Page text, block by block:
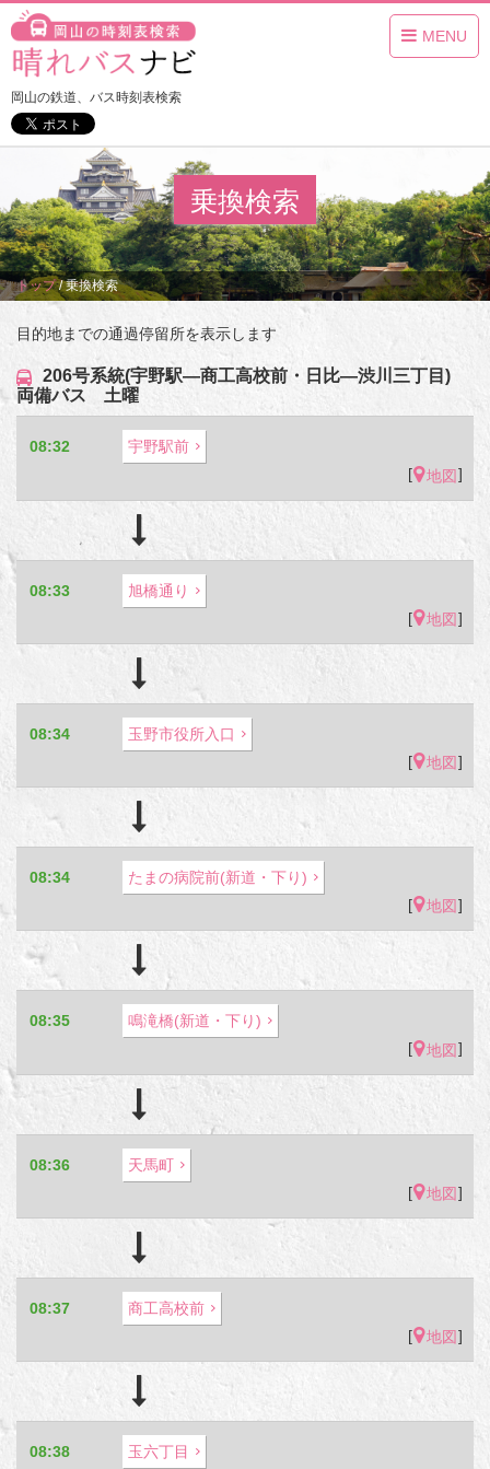
MENU
岡山の鉄道、バス時刻表検索
乗換検索
トップ/乗換検索
目的地までの通過停留所を表示します
206号系統(宇野駅―商工高校前・日比―渋川三丁目)
両備バス 土曜
08:32
宇野駅前
[
地図]
08:33
旭橋通り
[
地図]
08:34
玉野市役所入口
[
地図]
08:34
たまの病院前(新道・下り)
[
地図]
08:35
鳴滝橋(新道・下り)
[
地図]
08:36
天馬町
[
地図]
08:37
商工高校前
[
地図]
08:38
玉六丁目